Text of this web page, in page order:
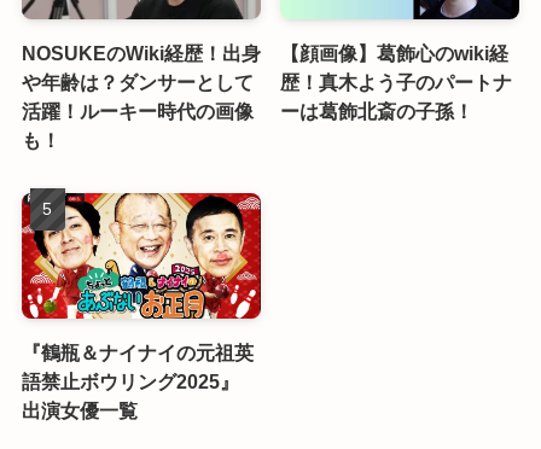
NOSUKEのWiki経歴！出身
や年齢は？ダンサーとして
活躍！ルーキー時代の画像
も！
【顔画像】葛飾心のwiki経
歴！真木よう子のパートナ
ーは葛飾北斎の子孫！
『鶴瓶＆ナイナイの元祖英
語禁止ボウリング2025』
出演女優一覧